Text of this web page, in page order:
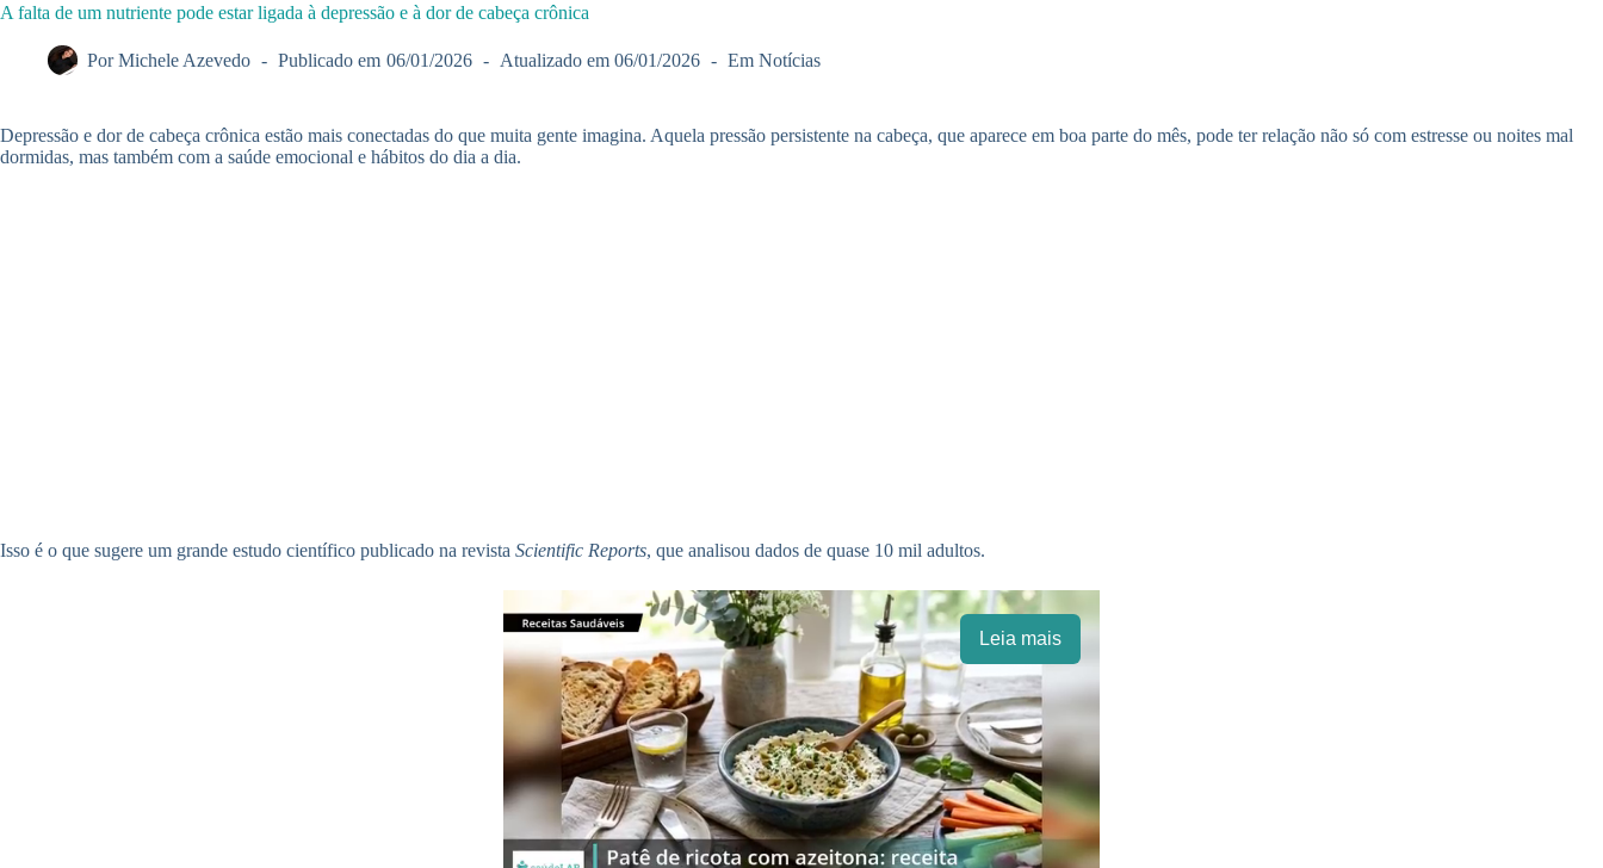
A falta de um nutriente pode estar ligada à depressão e à dor de cabeça crônica
Por Michele Azevedo Publicado em 06/01/2026 Atualizado em 06/01/2026 Em Notícias
Depressão e dor de cabeça crônica estão mais conectadas do que muita gente imagina. Aquela pressão persistente na cabeça, que aparece em boa parte do mês, pode ter relação não só com estresse ou noites mal
dormidas, mas também com a saúde emocional e hábitos do dia a dia.
Isso é o que sugere um grande estudo científico publicado na revista Scientific Reports, que analisou dados de quase 10 mil adultos.
Leia mais